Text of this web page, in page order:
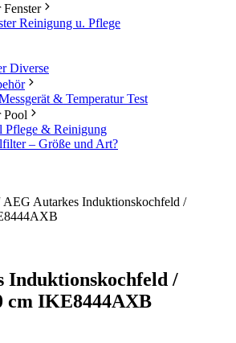
Fenster
Reinigung u. Pflege
Diverse
& Temperatur Test
Pool
Pflege & Reinigung
– Größe und Art?
AEG Autarkes Induktionskochfeld /
Induktionskochfeld /
cm IKE8444AXB